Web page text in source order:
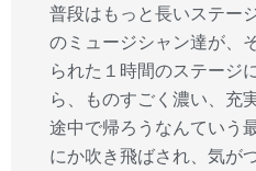
普段はもっと長いステー
のミュージシャン達が、
られた１時間のステージ
ら、ものすごく濃い、充
途中で帰ろうなんていう
にか吹き飛ばされ、気が